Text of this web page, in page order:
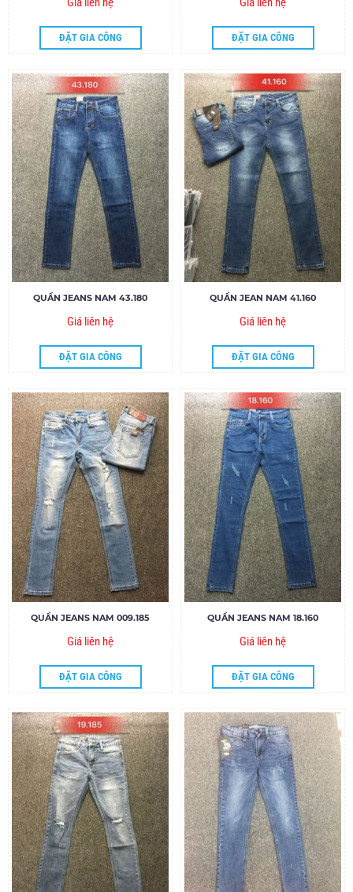
ĐẶT GIA CÔNG ĐẶT GIA CÔNG
QUẦN JEANS NAM 43.180
Giá liên hệ
ĐẶT GIA CÔNG
QUẦN JEAN NAM 41.160
Giá liên hệ
ĐẶT GIA CÔNG
QUẦN JEANS NAM 009.185
Giá liên hệ
ĐẶT GIA CÔNG
QUẦN JEANS NAM 18.160
Giá liên hệ
ĐẶT GIA CÔNG